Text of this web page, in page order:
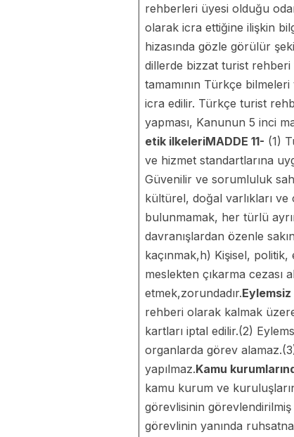
rehberleri üyesi olduğu
olarak icra ettiğine ilişkin
hizasında gözle görülür
dillerde bizzat turist rehberi
tamamının Türkçe
icra edilir. Türkçe turist
yapması, Kanunun 5 inci
etik ilkeleriMADDE 11- (1)
ve hizmet standartlarına
Güvenilir ve sorumluluk
kültürel, doğal varlıkları ve
bulunmamak, her türlü
davranışlardan özenle
kaçınmak,h) Kişisel,
meslekten çıkarma cezası
etmek,zorundadır.
rehberi olarak kalmak
kartları iptal edilir.(2)
organlarda görev
yapılmaz.Kamu
kamu kurum ve
görevlisinin
görevlinin yanında